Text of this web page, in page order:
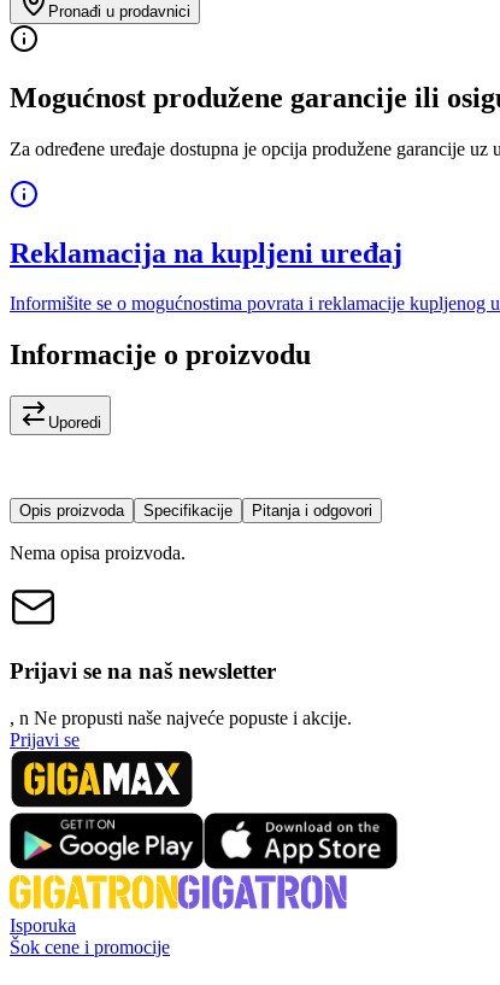
Pronađi u prodavnici
Mogućnost produžene garancije ili
Za određene uređaje dostupna je opcija produžene garancije
Reklamacija na kupljeni uređaj
Informišite se o mogućnostima povrata i reklamacije kupljenog
Informacije o proizvodu
Uporedi
Opis proizvoda Specifikacije Pitanja i odgovori
Nema opisa proizvoda.
Prijavi se na naš newsletter
, n Ne propusti naše najveće popuste i akcije.
Prijavi se
Isporuka
Šok cene i promocije